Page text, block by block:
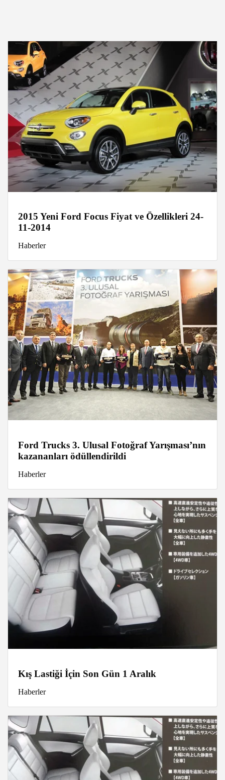
2015 Yeni Ford Focus Fiyat ve Özellikleri 24-
11-2014
Haberler
Ford Trucks 3. Ulusal Fotoğraf Yarışması’nın
kazananları ödüllendirildi
Haberler
Kış Lastiği İçin Son Gün 1 Aralık
Haberler